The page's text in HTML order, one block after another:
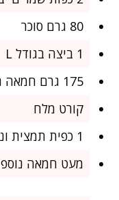
80 גרם סוכר
1 ביצה בגודל L
175 גרם חמאה רכה (לא מומסת)
קורט מלח
1 כפית תמצית וניל איכותית
מעט חמאה